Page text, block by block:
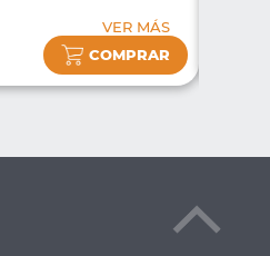
VER MÁS
COMPRAR